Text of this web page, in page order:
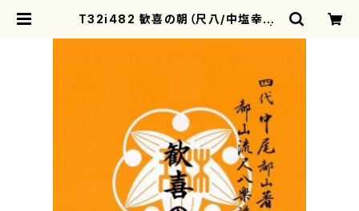
T32i482 歓喜の朝（尺八/中塩幸祐/